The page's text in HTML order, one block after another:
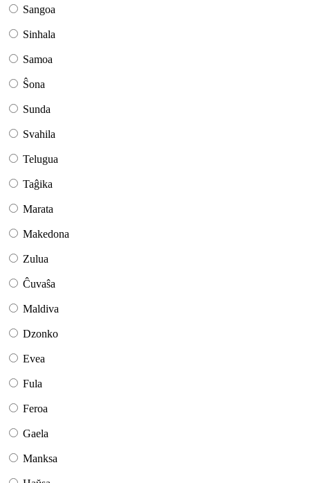
Sangoa
Sinhala
Samoa
Ŝona
Sunda
Svahila
Telugua
Taĝika
Marata
Makedona
Zulua
Ĉuvaŝa
Maldiva
Dzonko
Evea
Fula
Feroa
Gaela
Manksa